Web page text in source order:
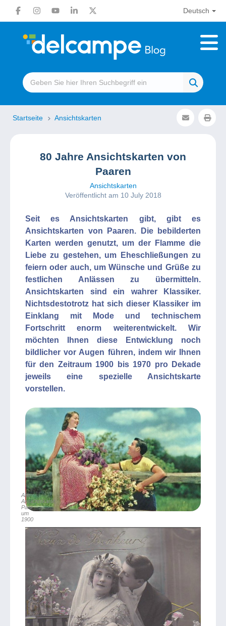
Deutsch
Startseite Ansichtskarten
80 Jahre Ansichtskarten von
Paaren
Ansichtskarten
Veröffentlicht am 10 July 2018
Seit es Ansichtskarten gibt, gibt es
Ansichtskarten von Paaren. Die bebilderten
Karten werden genutzt, um der Flamme die
Liebe zu gestehen, um Eheschließungen zu
feiern oder auch, um Wünsche und Grüße zu
festlichen Anlässen zu übermitteln.
Ansichtskarten sind ein wahrer Klassiker.
Nichtsdestotrotz hat sich dieser Klassiker im
Einklang mit Mode und technischem
Fortschritt enorm weiterentwickelt. Wir
möchten Ihnen diese Entwicklung noch
bildlicher vor Augen führen, indem wir Ihnen
für den Zeitraum 1900 bis 1970 pro Dekade
jeweils eine spezielle Ansichtskarte
vorstellen.
Alte
Ansichtskarte,
Paar
um
1900